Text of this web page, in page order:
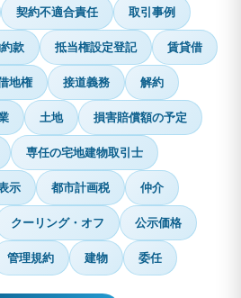
契約不適合責任 取引事例
款 抵当権設定登記 賃貸借
地権 接道義務 解約
土地 損害賠償額の予定
専任の宅地建物取引士
示 都市計画税 仲介
クーリング・オフ 公示価格
管理規約 建物 委任